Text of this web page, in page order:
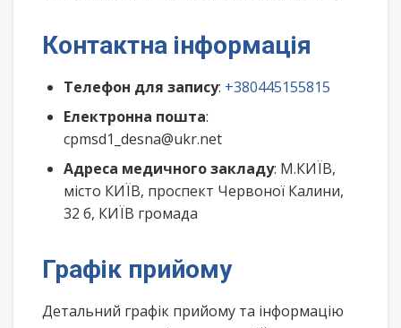
Контактна інформація
Телефон для запису: +380445155815
Електронна пошта:
cpmsd1_desna@ukr.net
Адреса медичного закладу: М.КИЇВ,
місто КИЇВ, проспект Червоної Калини,
32 б, КИЇВ громада
Графік прийому
Детальний графік прийому та інформацію